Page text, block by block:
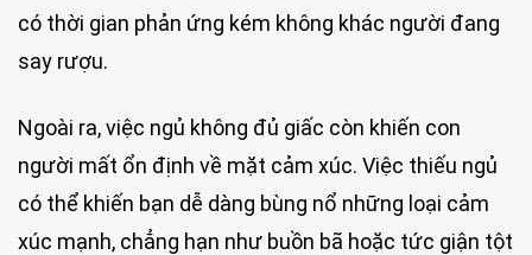
có thời gian phản ứng kém không khác người đang
say rượu.
Ngoài ra, việc ngủ không đủ giấc còn khiến con
người mất ổn định về mặt cảm xúc. Việc thiếu ngủ
có thể khiến bạn dễ dàng bùng nổ những loại cảm
xúc mạnh, chẳng hạn như buồn bã hoặc tức giận tột